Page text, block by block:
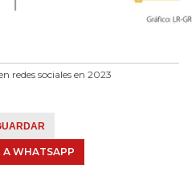
redes sociales en 2023
A WHATSAPP